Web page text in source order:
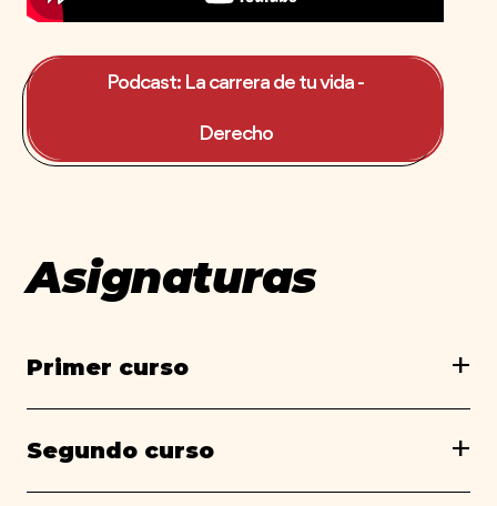
Podcast: La carrera de tu vida -
Derecho
Asignaturas
Primer curso
Segundo curso